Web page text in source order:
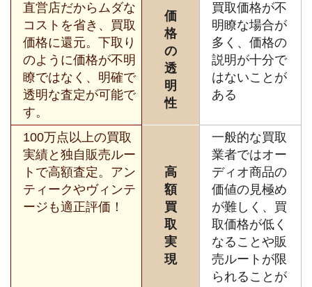
直営店だからムダな
コストを省き、買取
価格に還元。下取り
のように価格が不明
瞭ではなく、明確で
透明な査定が可能で
す。
価
格
の
透
明
性
買取価格が不
明瞭な場合が
多く、価格の
説明が十分で
はないことが
ある
100万点以上の買取
実績と独自販売ルー
トで高額査定。アン
ティークやヴィンテ
ージも適正評価！
高
額
買
取
実
現
一般的な買取
業者ではオー
ディオ商品の
価値の見極め
が難しく、買
取価格が低く
なることや販
売ルートが限
られることが